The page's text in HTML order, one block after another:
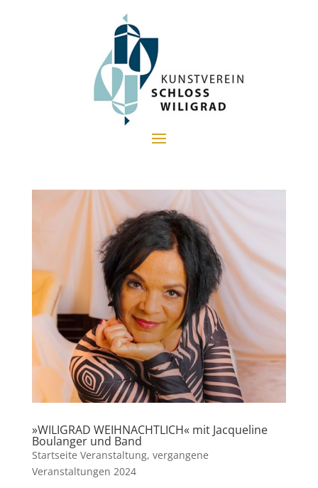
»WILIGRAD WEIHNACHTLICH« mit Jacqueline
Boulanger und Band
Startseite Veranstaltung, vergangene
Veranstaltungen 2024